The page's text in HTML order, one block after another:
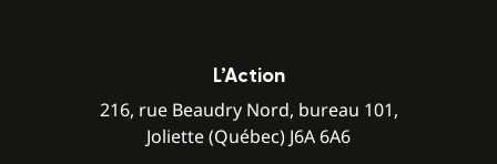
L’Action
216, rue Beaudry Nord, bureau 101,
Joliette (Québec) J6A 6A6